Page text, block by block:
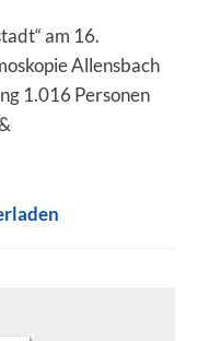
am 16.
Allensbach
1.016 Personen